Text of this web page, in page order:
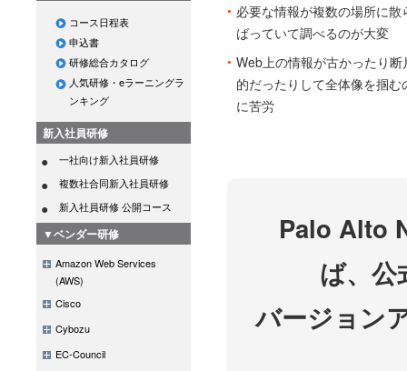
コース日程表
申込書
研修総合カタログ
人気研修・eラーニングラ
ンキング
新入社員研修
一社向け新入社員研修
複数社合同新入社員研修
新入社員研修 公開コース
▼ベンダー研修
Amazon Web Services
(AWS)
Cisco
Cybozu
EC-Council
必要な情報が複数の場所に散
ばっていて調べるのが大変
Web上の情報が古かったり断
的だったりして全体像を掴む
に苦労
Palo Alto
ば、公
バージョン